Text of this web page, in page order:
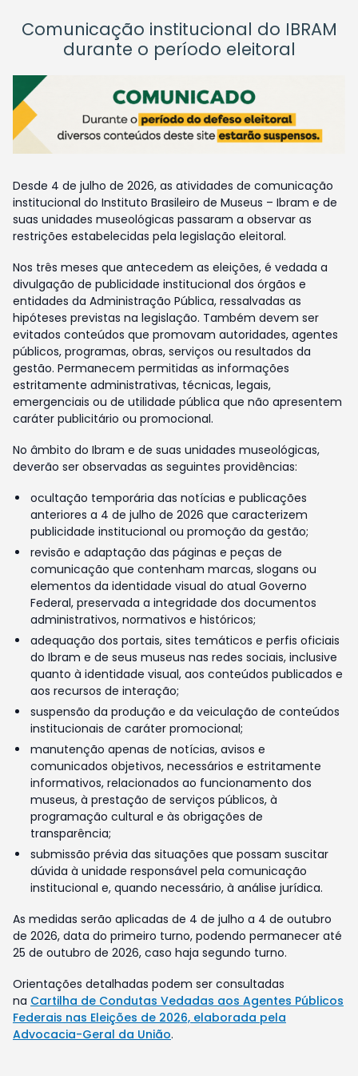
Comunicação institucional do IBRAM
durante o período eleitoral
Desde 4 de julho de 2026, as atividades de comunicação
institucional do Instituto Brasileiro de Museus – Ibram e de
suas unidades museológicas passaram a observar as
restrições estabelecidas pela legislação eleitoral.
Nos três meses que antecedem as eleições, é vedada a
divulgação de publicidade institucional dos órgãos e
entidades da Administração Pública, ressalvadas as
hipóteses previstas na legislação. Também devem ser
evitados conteúdos que promovam autoridades, agentes
públicos, programas, obras, serviços ou resultados da
gestão. Permanecem permitidas as informações
estritamente administrativas, técnicas, legais,
emergenciais ou de utilidade pública que não apresentem
caráter publicitário ou promocional.
No âmbito do Ibram e de suas unidades museológicas,
deverão ser observadas as seguintes providências:
ocultação temporária das notícias e publicações
anteriores a 4 de julho de 2026 que caracterizem
publicidade institucional ou promoção da gestão;
revisão e adaptação das páginas e peças de
comunicação que contenham marcas, slogans ou
elementos da identidade visual do atual Governo
Federal, preservada a integridade dos documentos
administrativos, normativos e históricos;
adequação dos portais, sites temáticos e perfis oficiais
do Ibram e de seus museus nas redes sociais, inclusive
quanto à identidade visual, aos conteúdos publicados e
aos recursos de interação;
suspensão da produção e da veiculação de conteúdos
institucionais de caráter promocional;
manutenção apenas de notícias, avisos e
comunicados objetivos, necessários e estritamente
informativos, relacionados ao funcionamento dos
museus, à prestação de serviços públicos, à
programação cultural e às obrigações de
transparência;
submissão prévia das situações que possam suscitar
dúvida à unidade responsável pela comunicação
institucional e, quando necessário, à análise jurídica.
As medidas serão aplicadas de 4 de julho a 4 de outubro
de 2026, data do primeiro turno, podendo permanecer até
25 de outubro de 2026, caso haja segundo turno.
Orientações detalhadas podem ser consultadas
na Cartilha de Condutas Vedadas aos Agentes Públicos
Federais nas Eleições de 2026, elaborada pela
Advocacia-Geral da União.